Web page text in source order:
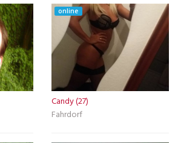
online
Candy (27)
Fahrdorf